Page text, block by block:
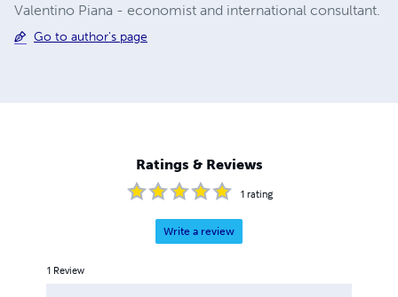
Valentino Piana - economist and international consultant.
Go to author's page
Ratings & Reviews
1 rating
Write a review
1 Review